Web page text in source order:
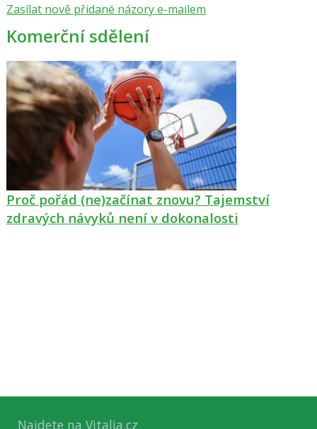
Zasílat nově přidané názory e-mailem
Komerční sdělení
Proč pořád (ne)začínat znovu? Tajemství
zdravých návyků není v dokonalosti
Najdete na Vitalia.cz